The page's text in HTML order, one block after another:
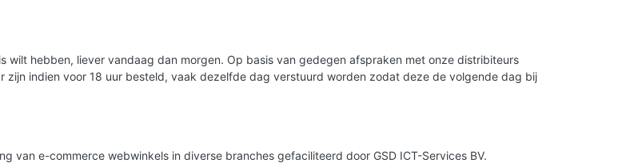
wilt hebben, liever vandaag dan morgen. Op basis van gedegen afspraken met onze distribiteurs
indien voor 18 uur besteld, vaak dezelfde dag verstuurd worden zodat deze de volgende dag bij
van e-commerce webwinkels in diverse branches gefaciliteerd door GSD ICT-Services BV.